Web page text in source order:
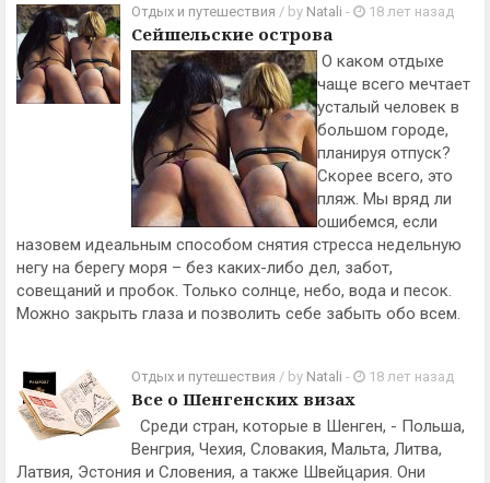
Отдых и путешествия / by Natali - 18 лет назад
Сейшельские острова
О каком отдыхе
чаще всего мечтает
усталый человек в
большом городе,
планируя отпуск?
Скорее всего, это
пляж. Мы вряд ли
ошибемся, если
назовем идеальным способом снятия стресса недельную
негу на берегу моря – без каких-либо дел, забот,
совещаний и пробок. Только солнце, небо, вода и песок.
Можно закрыть глаза и позволить себе забыть обо всем.
Отдых и путешествия / by Natali - 18 лет назад
Все о Шенгенских визах
Среди стран, которые в Шенген, - Польша,
Венгрия, Чехия, Словакия, Мальта, Литва,
Латвия, Эстония и Словения, а также Швейцария. Они